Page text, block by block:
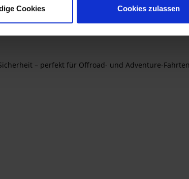
Cookies Cookies zulassen
– perfekt für Offroad- und Adventure-